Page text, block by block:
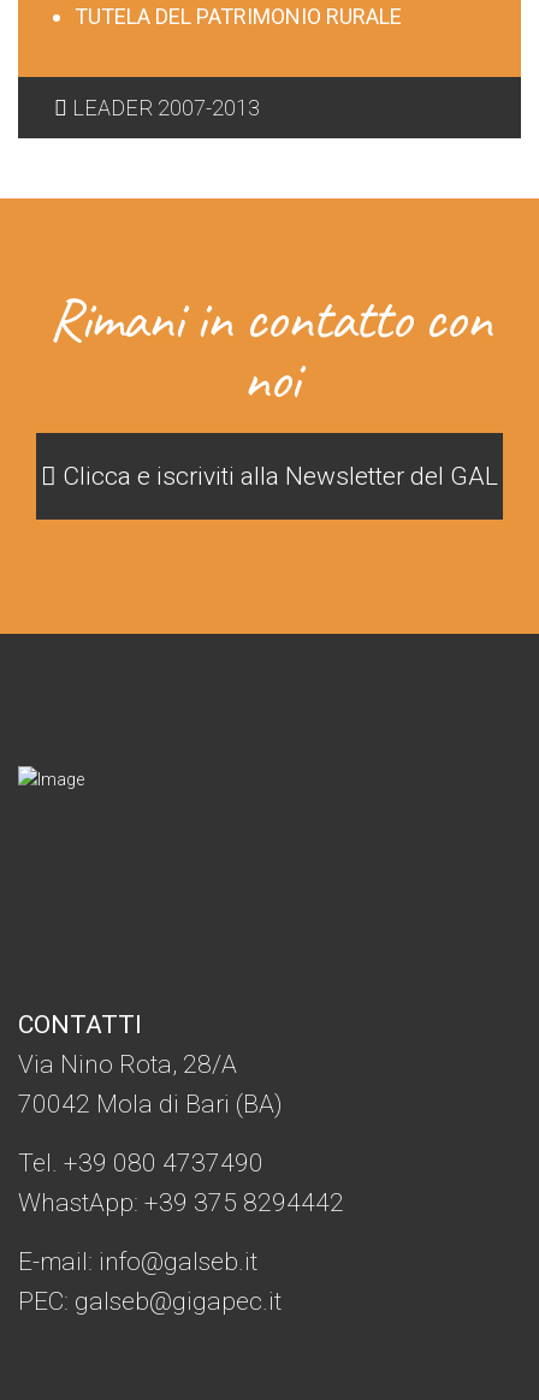
TUTELA DEL PATRIMONIO RURALE
LEADER 2007-2013
Rimani in contatto con
noi
Clicca e iscriviti alla Newsletter del GAL
CONTATTI
Via Nino Rota, 28/A
70042 Mola di Bari (BA)
Tel. +39 080 4737490
WhastApp: +39 375 8294442
E-mail: info@galseb.it
PEC: galseb@gigapec.it